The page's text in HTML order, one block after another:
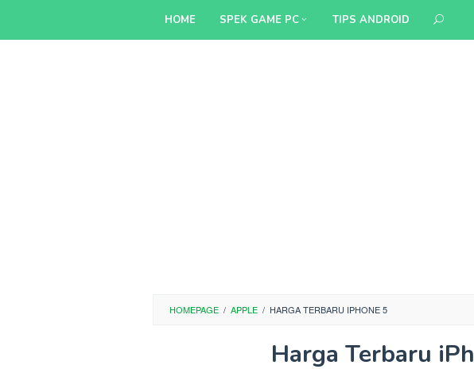
HOME SPEK GAME PC TIPS ANDROID
HOMEPAGE / APPLE / HARGA TERBARU IPHONE 5
Harga Terbaru